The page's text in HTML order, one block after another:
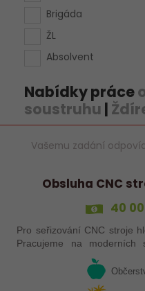
Brigáda
ŽL
Absolvent
Nabídky práce
soustruhu |
Vašemu zadání
Obsluha CNC
40
Pro seřizování CNC stroje
Pracujeme na moderních
prostředí. Pracovistě 5 km od